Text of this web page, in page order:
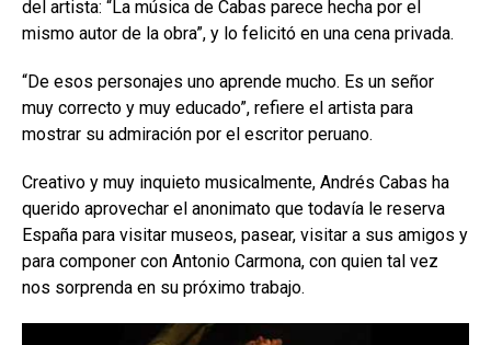
del artista: “La música de Cabas parece hecha por el
mismo autor de la obra”, y lo felicitó en una cena privada.
“De esos personajes uno aprende mucho. Es un señor
muy correcto y muy educado”, refiere el artista para
mostrar su admiración por el escritor peruano.
Creativo y muy inquieto musicalmente, Andrés Cabas ha
querido aprovechar el anonimato que todavía le reserva
España para visitar museos, pasear, visitar a sus amigos y
para componer con Antonio Carmona, con quien tal vez
nos sorprenda en su próximo trabajo.